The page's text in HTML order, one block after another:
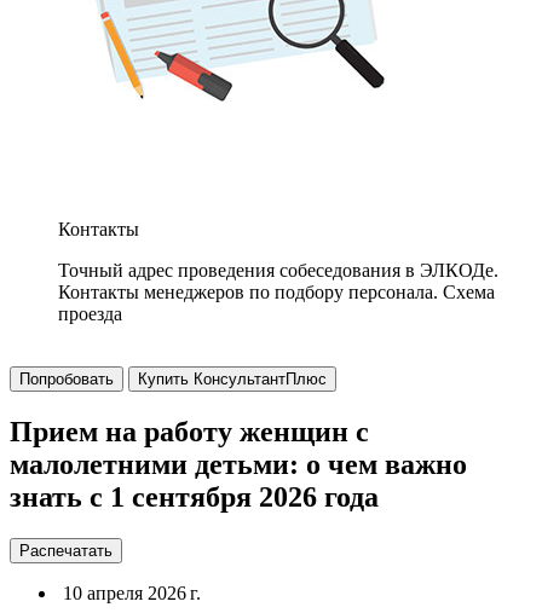
Контакты
Точный адрес проведения собеседования в ЭЛКОДе.
Контакты менеджеров по подбору персонала. Схема
проезда
Попробовать Купить КонсультантПлюс
Прием на работу женщин с
малолетними детьми: о чем важно
знать с 1 сентября 2026 года
Распечатать
10 апреля 2026 г.